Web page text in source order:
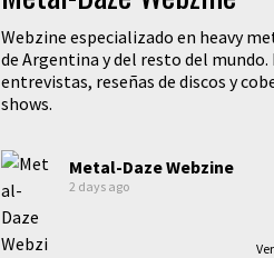
Webzine especializado en heavy
de Argentina y del resto del mundo.
entrevistas, reseñas de discos y
shows.
Metal-Daze Webzine
2 days ago